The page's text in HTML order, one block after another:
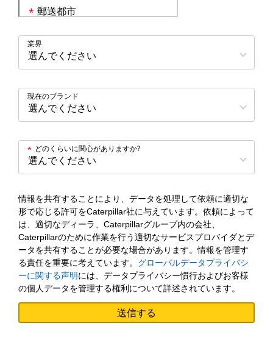
郵送都市
*
業界
現在のブランド
どのくらいに関心がありますか?
*
情報を共有することにより、データを処理して依頼に適切な
形で応じる許可をCaterpillar社に与えています。依頼によって
は、適切なディーラ、Caterpillarグループ内の会社、
Caterpillarのために作業を行う適切なサービスプロバイダとデ
ータを共有することが必要な場合があります。情報を管理す
る責任を重要に考えています。 グローバルデータプライバシ
ーに関する声明には、データプライバシー慣行およびお客様
の個人データを管理する権利について詳述されています。